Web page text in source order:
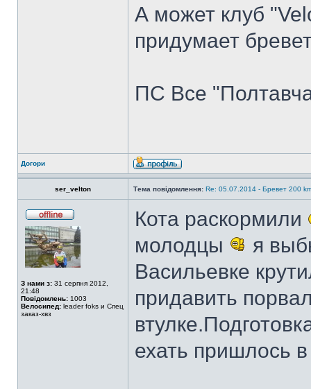
А может клуб
придумает
ПС Все
Догори
ser_velton Тема повідомлення: Re: 05.07.2014 - Бревет 200
З нами з: 31 серпня 2012,
21:48
Повідомлень: 1003
Велосипед: leader foks и Спец
заказ-хвз
Кота раскормили
молодцы
я
Васильевке
придавить
ехать пришлось в